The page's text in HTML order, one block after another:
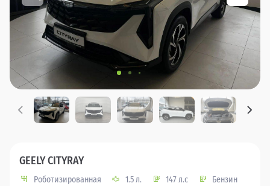
GEELY CITYRAY
Роботизированная 1.5 л. 147 л.с Бензин